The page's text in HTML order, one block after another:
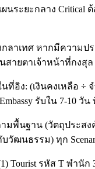
นระยะกลาง
ทศ หากมีความปร
สายตาเจ้าหน้าที่กงสุล
ในที่อิง: (เงินคงเห
รับใน 7-10 วัน
มพื้นฐาน (วัตถุประ
นธรรม) ทุก
Tourist รหัส T พำนั